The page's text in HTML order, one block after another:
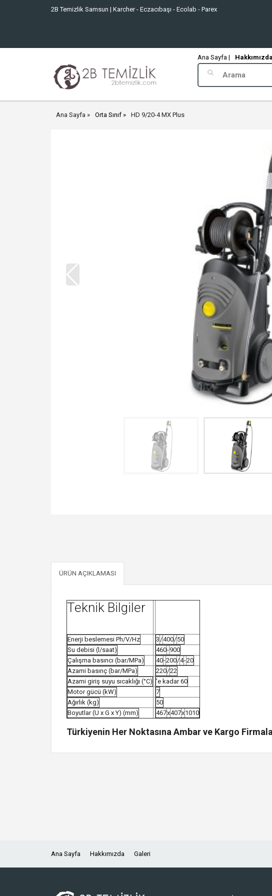
2B Temizlik Samsun | Karcher - Eczacıbaşı - Ecolab - Parex
Ana Sayfa | Hakkımızda
Ana Sayfa Orta Sınıf HD 9/20-4 MX Plus
ÜRÜN AÇIKLAMASI
Teknik Bilgiler
Enerji beslemesi Ph/V/Hz 3/400/50
Su debisi (l/saat)
460-900
Çalışma basıncı (bar/MPa)
40-200/4-20
Azami basınç (bar/MPa)
220/22
Azami giriş suyu sıcaklığı (°C) 'e kadar 60
Motor gücü (kW)
7
Ağırlık (kg)
50
Boyutlar (U x G x Y) (mm)
467x407x1010
Türkiyenin Her Noktasına Ambar ve Kargo
Ana Sayfa Hakkımızda Galeri